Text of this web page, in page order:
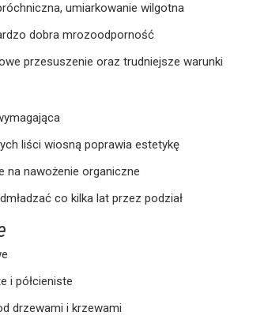
umiarkowanie wilgotna
dobra mrozoodporność
przesuszenie oraz trudniejsze warunki
liści wiosną poprawia estetykę
na nawożenie organiczne
co kilka lat przez podział
i półcieniste
drzewami i krzewami